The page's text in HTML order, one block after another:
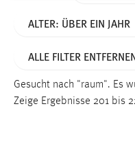
ALTER: ÜBER EIN JAHR
ALLE FILTER
Gesucht nach "raum". Es
Zeige Ergebnisse 201 bis
Funktionen und sind
Name: